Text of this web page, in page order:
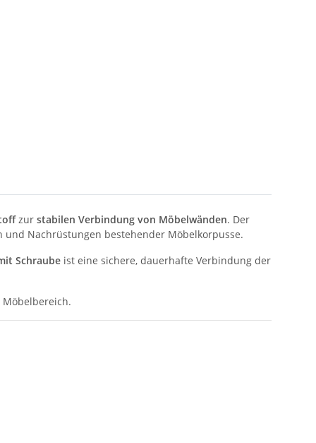
zur stabilen Verbindung von Möbelwänden. Der
Nachrüstungen bestehender Möbelkorpusse.
Schraube ist eine sichere, dauerhafte Verbindung der